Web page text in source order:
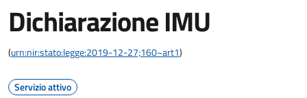
Dichiarazione IMU
(urn:nir:stato:legge:2019-12-27;160~art1)
Servizio attivo